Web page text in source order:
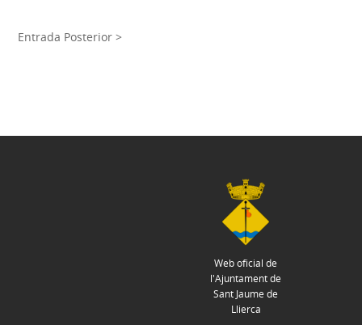
Entrada Posterior >
Web oficial de
l'Ajuntament de
Sant Jaume de
Llierca